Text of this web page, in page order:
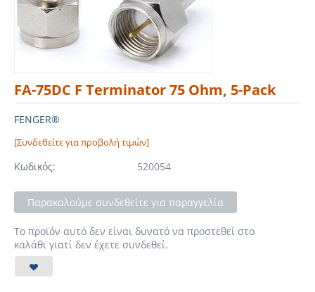
FA-75DC F Terminator 75 Ohm, 5-Pack
FENGER®
[Συνδεθείτε για προβολή τιμών]
Κωδικός: 520054
Παρακαλούμε συνδεθείτε για παραγγελία
Το προϊόν αυτό δεν είναι δυνατό να προστεθεί στο
καλάθι γιατί δεν έχετε συνδεθεί.